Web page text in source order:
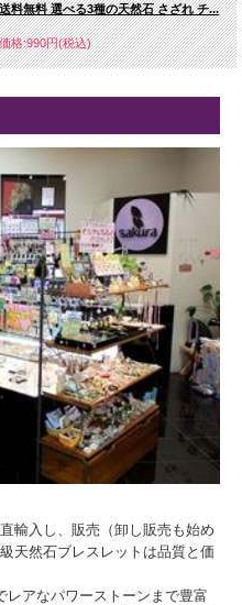
送料無料 選べる3種の天然石 さざれ チ...
価格:990円(税込)
輸入し、販売（卸し販売も始め
天然石ブレスレットは品質と価
レアなパワーストーンまで豊富